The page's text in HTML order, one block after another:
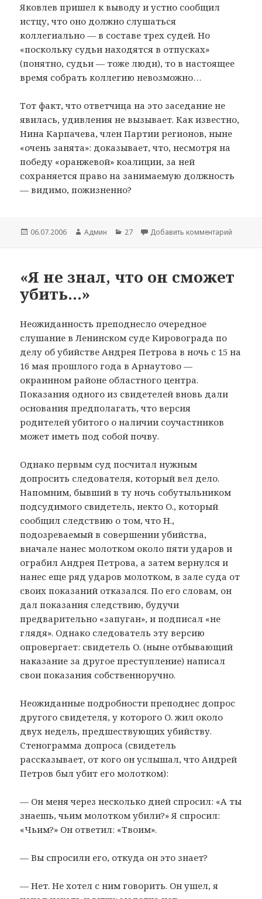
Яковлев пришел к выводу и устно сообщил
истцу, что оно должно слушаться
коллегиально — в составе трех судей. Но
«поскольку судьи находятся в отпусках»
(понятно, судьи — тоже люди), то в настоящее
время собрать коллегию невозможно…
Тот факт, что ответчица на это заседание не
явилась, удивления не вызывает. Как известно,
Нина Карпачева, член Партии регионов, ныне
«очень занята»: доказывает, что, несмотря на
победу «оранжевой» коалиции, за ней
сохраняется право на занимаемую должность
— видимо, пожизненно?
Опубликовано
06.07.2006 Автор
Админ Рубрики
27 Добавить комментарий
«Я не знал, что он сможет
убить…»
Неожиданность преподнесло очередное
слушание в Ленинском суде Кировограда по
делу об убийстве Андрея Петрова в ночь с 15 на
16 мая прошлого года в Арнаутово —
окраинном районе областного центра.
Показания одного из свидетелей вновь дали
основания предполагать, что версия
родителей убитого о наличии соучастников
может иметь под собой почву.
Однако первым суд посчитал нужным
допросить следователя, который вел дело.
Напомним, бывший в ту ночь собутыльником
подсудимого свидетель, некто О., который
сообщил следствию о том, что Н.,
подозреваемый в совершении убийства,
вначале нанес молотком около пяти ударов и
ограбил Андрея Петрова, а затем вернулся и
нанес еще ряд ударов молотком, в зале суда от
своих показаний отказался. По его словам, он
дал показания следствию, будучи
предварительно «запуган», и подписал «не
глядя». Однако следователь эту версию
опровергает: свидетель О. (ныне отбывающий
наказание за другое преступление) написал
свои показания собственноручно.
Неожиданные подробности преподнес допрос
другого свидетеля, у которого О. жил около
двух недель, предшествующих убийству.
Стенограмма допроса (свидетель
рассказывает, от кого он услышал, что Андрей
Петров был убит его молотком):
— Он меня через несколько дней спросил: «А ты
знаешь, чьим молотком убили?» Я спросил:
«Чьим?» Он ответил: «Твоим».
— Вы спросили его, откуда он это знает?
— Нет. Не хотел с ним говорить. Он ушел, я